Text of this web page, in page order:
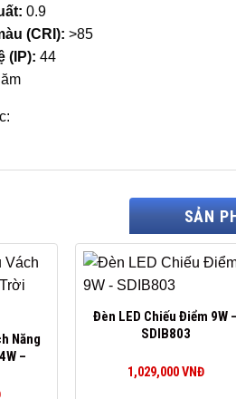
0.9
(CRI): >85
(IP): 44
SẢN
Năng
–
Đèn LED Chiếu Điểm 9W –
SDIB803
1,029,000VNĐ